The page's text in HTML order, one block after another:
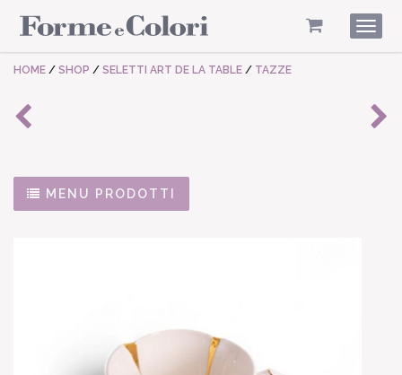
HOME / SHOP / SELETTI ART DE LA TABLE / TAZZE
MENU PRODOTTI